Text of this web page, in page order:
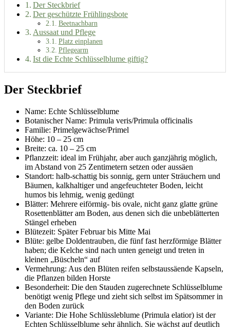
Der Steckbrief
Der geschützte Frühlingsbote
Beetnachbarn
Aussaat und Pflege
Platz einplanen
Pflegearm
Ist die Echte Schlüsselblume giftig?
Der Steckbrief
Name: Echte Schlüsselblume
Botanischer Name: Primula veris/Primula officinalis
Familie: Primelgewächse/Primel
Höhe: 10 – 25 cm
Breite: ca. 10 – 25 cm
Pflanzzeit: ideal im Frühjahr, aber auch ganzjährig möglich,
im Abstand von 25 Zentimetern setzen oder aussäen
Standort: halb-schattig bis sonnig, gern unter Sträuchern und
Bäumen, kalkhaltiger und angefeuchteter Boden, leicht
humos bis lehmig, wenig gedüngt
Blätter: Mehrere eiförmig- bis ovale, nicht ganz glatte grüne
Rosettenblätter am Boden, aus denen sich die unbeblätterten
Stängel erheben
Blütezeit: Später Februar bis Mitte Mai
Blüte: gelbe Doldentrauben, die fünf fast herzförmige Blätter
haben; die Kelche sind nach unten geneigt und treten in
kleinen „Büscheln“ auf
Vermehrung: Aus den Blüten reifen selbstaussäende Kapseln,
die Pflanzen bilden Horste
Besonderheit: Die den Stauden zugerechnete Schlüsselblume
benötigt wenig Pflege und zieht sich selbst im Spätsommer in
den Boden zurück
Variante: Die Hohe Schlüssleblume (Primula elatior) ist der
Echten Schlüsselblume sehr ähnlich. Sie wächst auf deutlich